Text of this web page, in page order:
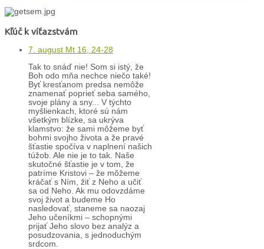
Kľúč k víťazstvám
7. august Mt 16, 24-28
Tak to snáď nie! Som si istý, že
Boh odo mňa nechce niečo také!
Byť kresťanom predsa nemôže
znamenať poprieť seba samého,
svoje plány a sny... V týchto
myšlienkach, ktoré sú nám
všetkým blízke, sa ukrýva
klamstvo: že sami môžeme byť
bohmi svojho života a že pravé
šťastie spočíva v naplnení našich
túžob. Ale nie je to tak. Naše
skutočné šťastie je v tom, že
patríme Kristovi – že môžeme
kráčať s Ním, žiť z Neho a učiť
sa od Neho. Ak mu odovzdáme
svoj život a budeme Ho
nasledovať, staneme sa naozaj
Jeho učeníkmi – schopnými
prijať Jeho slovo bez analýz a
posudzovania, s jednoduchým
srdcom.